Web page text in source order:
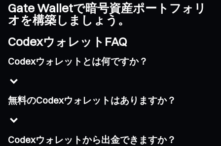
Gate Walletで暗号資産ポートフォリ
オを構築しましょう。
CodexウォレットFAQ
Codexウォレットとは何ですか？
無料のCodexウォレットはありますか？
Codexウォレットから出金できますか？